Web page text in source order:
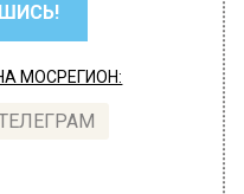
МОСРЕГИОН: